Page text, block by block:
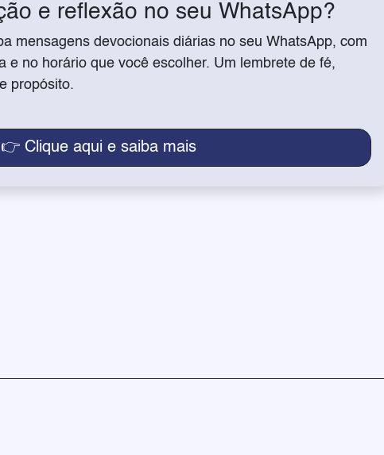
e reflexão no seu WhatsApp?
mensagens devocionais diárias no seu WhatsApp, com
e no horário que você escolher. Um lembrete de fé,
propósito.
👉 Clique aqui e saiba mais